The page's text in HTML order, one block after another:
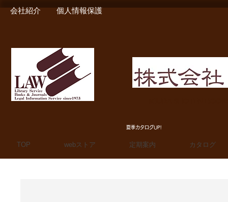
会社紹介 個人情報保護
夏季カタログUP!
TOP webストア 定期案内 カタログ